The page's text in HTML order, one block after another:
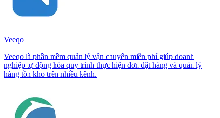
Veeqo
Veeqo là phần mềm quản lý vận chuyển miễn phí giúp doanh
nghiệp tự động hóa quy trình thực hiện đơn đặt hàng và quản lý
hàng tồn kho trên nhiều kênh.